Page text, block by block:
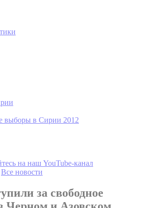
выборы в Сирии 2012
на наш YouTube-канал
Все новости
за свободное